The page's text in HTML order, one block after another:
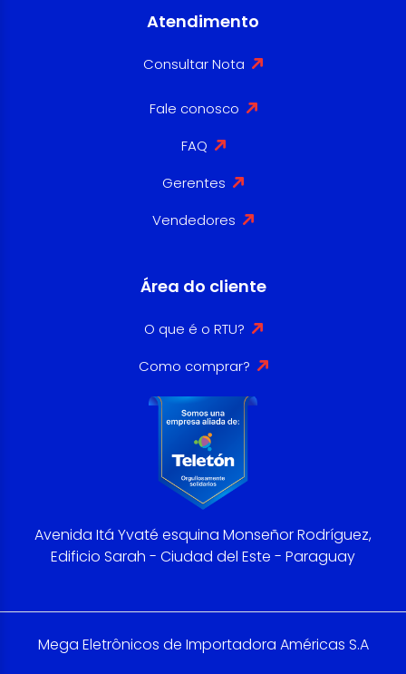
Atendimento
Consultar Nota
Fale conosco
FAQ
Gerentes
Vendedores
Área do cliente
O que é o RTU?
Como comprar?
Avenida Itá Yvaté esquina Monseñor Rodríguez,
Edificio Sarah - Ciudad del Este - Paraguay
Mega Eletrônicos de Importadora Américas S.A